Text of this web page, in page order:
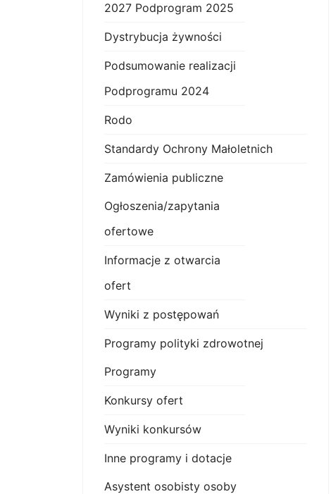
2027 Podprogram 2025
Dystrybucja żywności
Podsumowanie realizacji
Podprogramu 2024
Rodo
Standardy Ochrony Małoletnich
Zamówienia publiczne
Ogłoszenia/zapytania
ofertowe
Informacje z otwarcia
ofert
Wyniki z postępowań
Programy polityki zdrowotnej
Programy
Konkursy ofert
Wyniki konkursów
Inne programy i dotacje
Asystent osobisty osoby